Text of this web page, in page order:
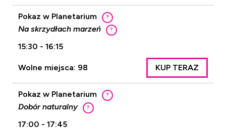
Pokaz w Planetarium ?
Na skrzydłach marzeń ?
15:30 - 16:15
Wolne miejsca: 98 KUP TERAZ
Pokaz w Planetarium ?
Dobór naturalny ?
17:00 - 17:45